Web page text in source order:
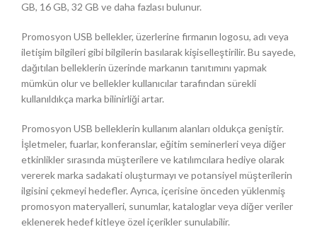
GB, 16 GB, 32 GB ve daha fazlası bulunur.
Promosyon USB bellekler, üzerlerine firmanın logosu, adı veya
iletişim bilgileri gibi bilgilerin basılarak kişiselleştirilir. Bu sayede,
dağıtılan belleklerin üzerinde markanın tanıtımını yapmak
mümkün olur ve bellekler kullanıcılar tarafından sürekli
kullanıldıkça marka bilinirliği artar.
Promosyon USB belleklerin kullanım alanları oldukça geniştir.
İşletmeler, fuarlar, konferanslar, eğitim seminerleri veya diğer
etkinlikler sırasında müşterilere ve katılımcılara hediye olarak
vererek marka sadakati oluşturmayı ve potansiyel müşterilerin
ilgisini çekmeyi hedefler. Ayrıca, içerisine önceden yüklenmiş
promosyon materyalleri, sunumlar, kataloglar veya diğer veriler
eklenerek hedef kitleye özel içerikler sunulabilir.